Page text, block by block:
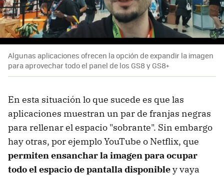
Algunas aplicaciones ofrecen la opción de expandir la imagen
para aprovechar todo el panel de los GS8 y GS8+
En esta situación lo que sucede es que las
aplicaciones muestran un par de franjas negras
para rellenar el espacio "sobrante". Sin embargo
hay otras, por ejemplo YouTube o Netflix, que
permiten ensanchar la imagen para ocupar
todo el espacio de pantalla disponibley vaya